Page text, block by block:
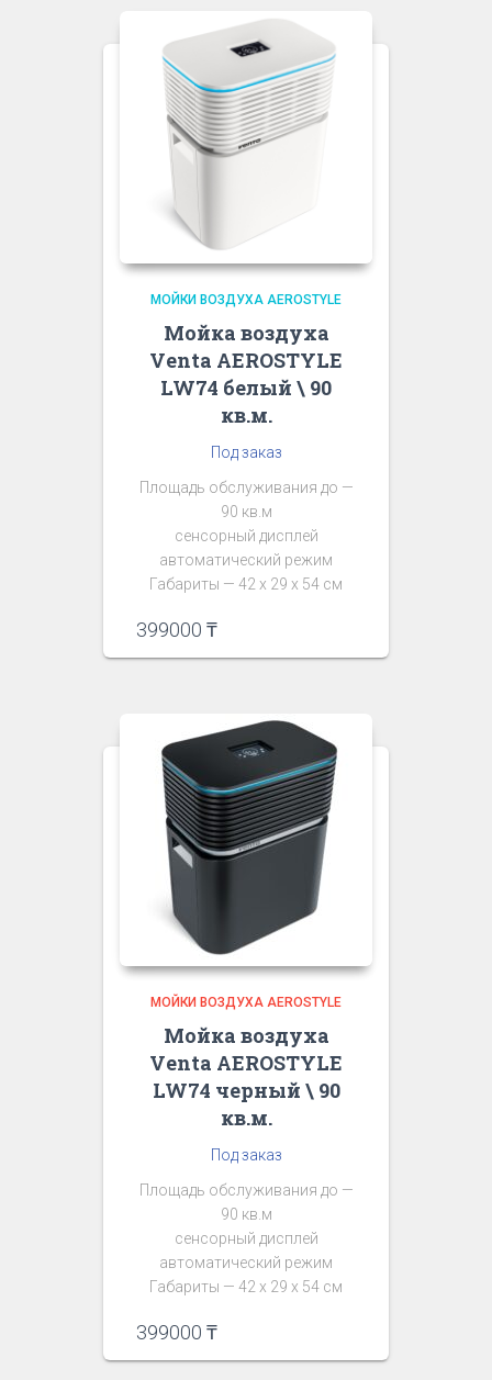
МОЙКИ ВОЗДУХА AEROSTYLE
Мойка воздуха
Venta AEROSTYLE
LW74 белый \ 90
кв.м.
Под заказ
Площадь обслуживания до —
90 кв.м
сенсорный дисплей
автоматический режим
Габариты — 42 х 29 х 54 см
399000 ₸
МОЙКИ ВОЗДУХА AEROSTYLE
Мойка воздуха
Venta AEROSTYLE
LW74 черный \ 90
кв.м.
Под заказ
Площадь обслуживания до —
90 кв.м
сенсорный дисплей
автоматический режим
Габариты — 42 х 29 х 54 см
399000 ₸